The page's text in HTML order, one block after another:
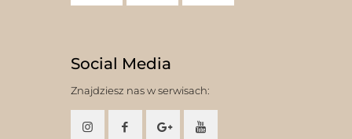
Social Media
Znajdziesz nas w serwisach: